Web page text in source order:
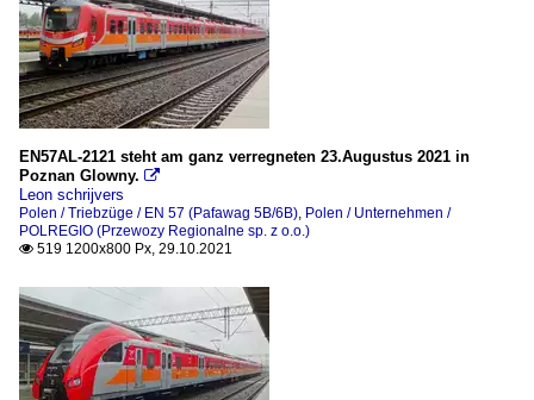
EN57AL-2121 steht am ganz verregneten 23.Augustus 2021 in
Poznan Glowny. 
Leon schrijvers
Polen / Triebzüge / EN 57 (Pafawag 5B/6B), Polen / Unternehmen /
POLREGIO (Przewozy Regionalne sp. z o.o.)
 519 1200x800 Px, 29.10.2021